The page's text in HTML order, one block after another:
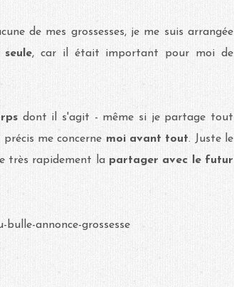
de mes grossesses, je me suis arrangée
, car il était important pour moi de
dont il s'agit - même si je partage tout
me concernemoi avant tout. Juste le
très rapidement la partager avec le futur